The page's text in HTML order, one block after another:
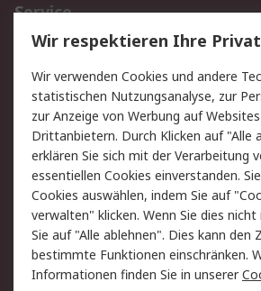
Service
Value Added Services
Rücksendungen
Hilfe
Rechtliches
AGB
Cookie-Richtlinie
Copyright/Impressum
Über RS
Wir respektieren Ihre
Wir verwenden Cookies und andere
statistischen Nutzungsanalyse, zur
zur Anzeige von Werbung auf
Drittanbietern. Durch Klicken auf "Alle
erklären Sie sich mit der Verarbeitung
essentiellen Cookies einverstanden.
Cookies auswählen, indem Sie auf
verwalten" klicken. Wenn Sie dies
Sie auf "Alle ablehnen". Dies kann den
bestimmte Funktionen einschränken.
Informationen finden Sie in unserer